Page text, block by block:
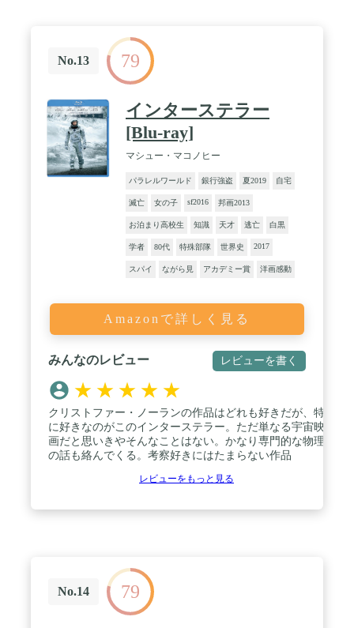
No.13 79
インターステラー
[Blu-ray]
マシュー・マコノヒー
パラレルワールド 銀行強盗 夏2019 自宅
滅亡 女の子 sf2016 邦画2013
お泊まり高校生 知識 天才 逃亡 白黒
学者 80代 特殊部隊 世界史 2017
スパイ ながら見 アカデミー賞 洋画感動
Amazonで詳しく見る
みんなのレビュー レビューを書く
★ ★ ★ ★ ★
クリストファー・ノーランの作品はどれも好きだが、特
に好きなのがこのインターステラー。ただ単なる宇宙映
画だと思いきやそんなことはない。かなり専門的な物理
の話も絡んでくる。考察好きにはたまらない作品
レビューをもっと見る
No.14 79